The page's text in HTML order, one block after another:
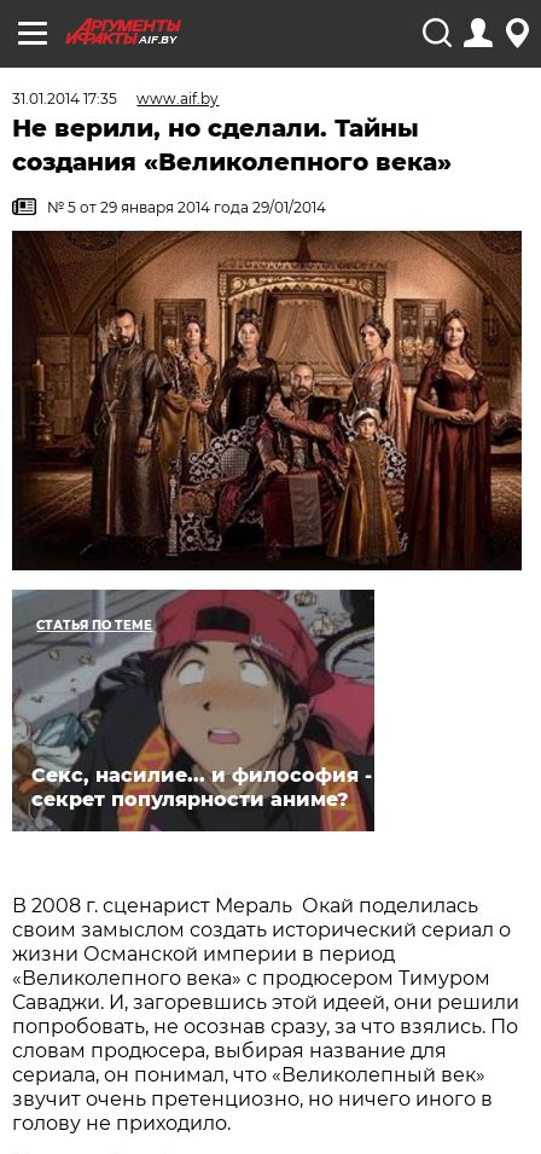
AIF.BY
31.01.2014 17:35 www.aif.by
Не верили, но сделали. Тайны
создания «Великолепного века»
№ 5 от 29 января 2014 года 29/01/2014
СТАТЬЯ ПО ТЕМЕ
Секс, насилие... и философия -
секрет популярности аниме?
В 2008 г. сценарист Мераль Окай поделилась
своим замыслом создать исторический сериал о
жизни Османской империи в период
«Великолепного века» с продюсером Тимуром
Саваджи. И, загоревшись этой идеей, они решили
попробовать, не осознав сразу, за что взялись. По
словам продюсера, выбирая название для
сериала, он понимал, что «Великолепный век»
звучит очень претенциозно, но ничего иного в
голову не приходило.